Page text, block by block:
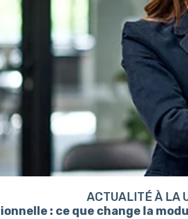
ACTUALITÉ À LA
: ce que change la